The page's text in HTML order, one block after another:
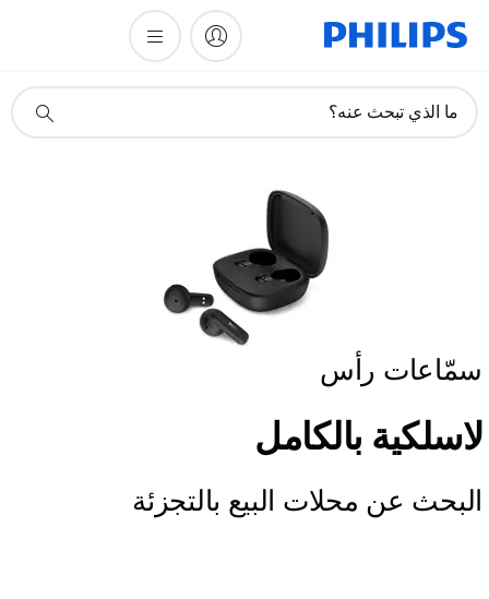
دعم
ما الذي تبحث عنه؟
سمّاعات رأس
لاسلكية بالكامل
البحث عن محلات البيع بالتجزئة